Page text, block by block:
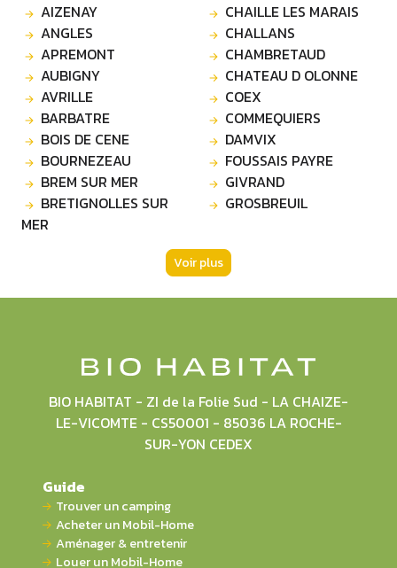
AIZENAY
ANGLES
APREMONT
AUBIGNY
AVRILLE
BARBATRE
BOIS DE CENE
BOURNEZEAU
BREM SUR MER
BRETIGNOLLES SUR
MER
CHAILLE LES MARAIS
CHALLANS
CHAMBRETAUD
CHATEAU D OLONNE
COEX
COMMEQUIERS
DAMVIX
FOUSSAIS PAYRE
GIVRAND
GROSBREUIL
Voir plus
BIO HABITAT - ZI de la Folie Sud - LA CHAIZE-
LE-VICOMTE - CS50001 - 85036 LA ROCHE-
SUR-YON CEDEX
Guide
Trouver un camping
Acheter un Mobil-Home
Aménager & entretenir
Louer un Mobil-Home